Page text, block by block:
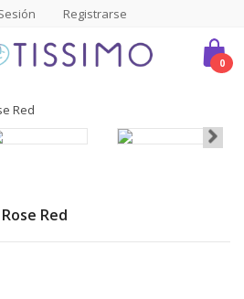
Registrarse
0
Red